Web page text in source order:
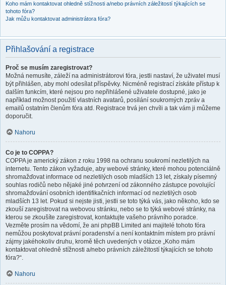
Koho mám kontaktovat ohledně stížnosti a/nebo právních záležitostí týkajících se
tohoto fóra?
Jak můžu kontaktovat administrátora fóra?
Přihlašování a registrace
Proč se musím zaregistrovat?
Možná nemusíte, záleží na administrátorovi fóra, jestli nastaví, že uživatel musí
být přihlášen, aby mohl odesílat příspěvky. Nicméně registrací získáte přístup k
dalším funkcím, které nejsou pro nepřihlášené uživatele dostupné, jako je
například možnost použití vlastních avatarů, posílání soukromých zpráv a
emailů ostatním členům fóra atd. Registrace trvá jen chvíli a tak vám ji můžeme
doporučit.
Nahoru
Co je to COPPA?
COPPA je americký zákon z roku 1998 na ochranu soukromí nezletilých na
internetu. Tento zákon vyžaduje, aby webové stránky, které mohou potenciálně
shromažďovat informace od nezletilých osob mladších 13 let, získaly písemný
souhlas rodičů nebo nějaké jiné potvrzení od zákonného zástupce povolující
shromažďování osobních identifikačních informací od nezletilých osob
mladších 13 let. Pokud si nejste jisti, jestli se toto týká vás, jako někoho, kdo se
zkouší zaregistrovat na webovou stránku, nebo se to týká webové stránky, na
kterou se zkoušíte zaregistrovat, kontaktujte vašeho právního poradce.
Vezměte prosím na vědomí, že ani phpBB Limited ani majitelé tohoto fóra
nemůžou poskytovat právní poradenství a není kontaktním místem pro právní
zájmy jakéhokoliv druhu, kromě těch uvedených v otázce „Koho mám
kontaktovat ohledně stížnosti a/nebo právních záležitostí týkajících se tohoto
fóra?“.
Nahoru